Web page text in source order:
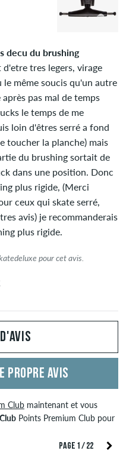
decu du brushing
d'etre tres legers, virage
même soucis qu'un autre
pas mal de temps
le temps de me
loin d'êtres serré a fond
toucher la planche) mais
du brushing sortait de
dans une position. Donc
plus rigide, (Merci
ceux qui skate serré,
avis) je recommanderais
plus rigide.
pour cet avis.
PAGE 1 / 22
PROPRE AVIS
Clubmaintenant et vous
Points Premium Club pour